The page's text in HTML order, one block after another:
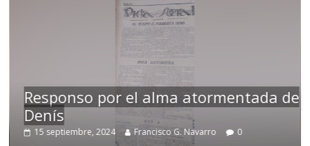
Responso por el alma atormentada de
Denís
15 septiembre, 2024 Francisco G. Navarro 0